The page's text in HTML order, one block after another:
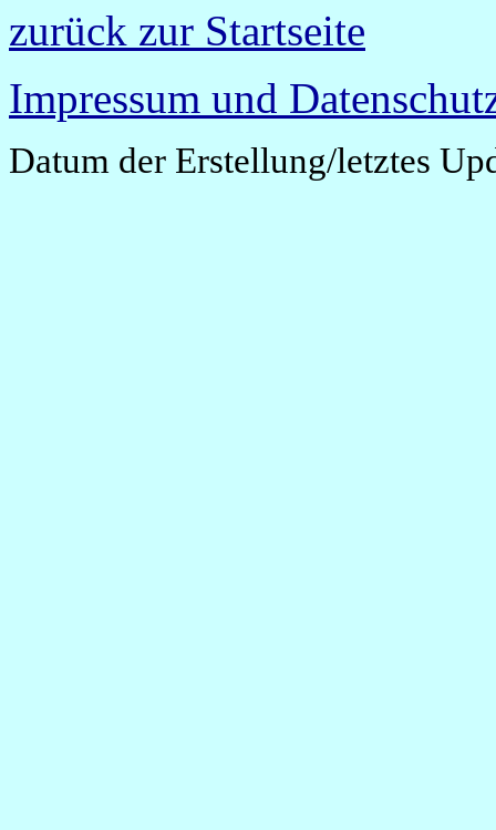
zurück zur Startseite
Impressum und
Datum der Erstellung/letztes